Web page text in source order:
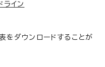
イン
をダウンロードすることが